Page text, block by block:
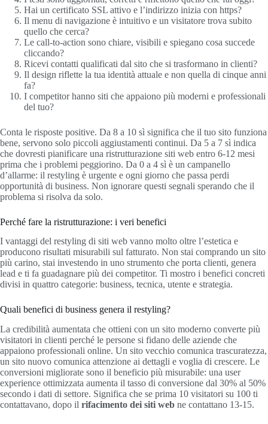
Hai un certificato SSL attivo e l’indirizzo inizia con https?
Il menu di navigazione è intuitivo e un visitatore trova subito
quello che cerca?
Le call-to-action sono chiare, visibili e spiegano cosa succede
cliccando?
Ricevi contatti qualificati dal sito che si trasformano in clienti?
Il design riflette la tua identità attuale e non quella di cinque anni
fa?
I competitor hanno siti che appaiono più moderni e professionali
del tuo?
Conta le risposte positive. Da 8 a 10 sì significa che il tuo sito funziona
bene, servono solo piccoli aggiustamenti continui. Da 5 a 7 sì indica
che dovresti pianificare una ristrutturazione siti web entro 6-12 mesi
prima che i problemi peggiorino. Da 0 a 4 sì è un campanello
d’allarme: il restyling è urgente e ogni giorno che passa perdi
opportunità di business. Non ignorare questi segnali sperando che il
problema si risolva da solo.
Perché fare la ristrutturazione: i veri benefici
I vantaggi del restyling di siti web vanno molto oltre l’estetica e
producono risultati misurabili sul fatturato. Non stai comprando un sito
più carino, stai investendo in uno strumento che porta clienti, genera
lead e ti fa guadagnare più dei competitor. Ti mostro i benefici concreti
divisi in quattro categorie: business, tecnica, utente e strategia.
Quali benefici di business genera il restyling?
La credibilità aumentata che ottieni con un sito moderno converte più
visitatori in clienti perché le persone si fidano delle aziende che
appaiono professionali online. Un sito vecchio comunica trascuratezza,
un sito nuovo comunica attenzione ai dettagli e voglia di crescere. Le
conversioni migliorate sono il beneficio più misurabile: una user
experience ottimizzata aumenta il tasso di conversione dal 30% al 50%
secondo i dati di settore. Significa che se prima 10 visitatori su 100 ti
contattavano, dopo il rifacimento dei siti web ne contattano 13-15.